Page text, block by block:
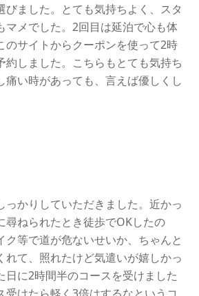
びました。とても気持ちよく、スタ
マメでした。2回目は延泊で心も体
のサイトからクーポンを使って2時
約しました。こちらもとても気持ち
痛い時があっても、言えば優しくし
っかりしていただきました。近かっ
尋ねられたとき徒歩でOKしたの
ク等で道が危ないせいか、ちゃんと
れて、照れたけど気遣いが嬉しかっ
日に2時間半のコースを受けました